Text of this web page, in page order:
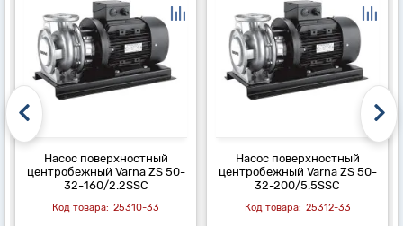
Насос поверхностный
центробежный Varna ZS 50-
32-160/2.2SSC
25310-33
Насос поверхностный
центробежный Varna ZS 50-
32-200/5.5SSC
25312-33